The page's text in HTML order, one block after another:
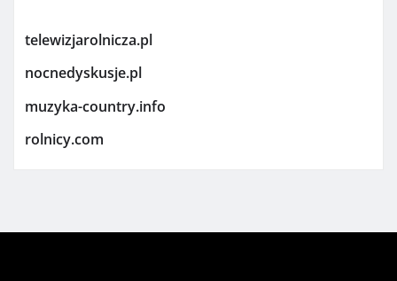
telewizjarolnicza.pl
nocnedyskusje.pl
muzyka-country.info
rolnicy.com